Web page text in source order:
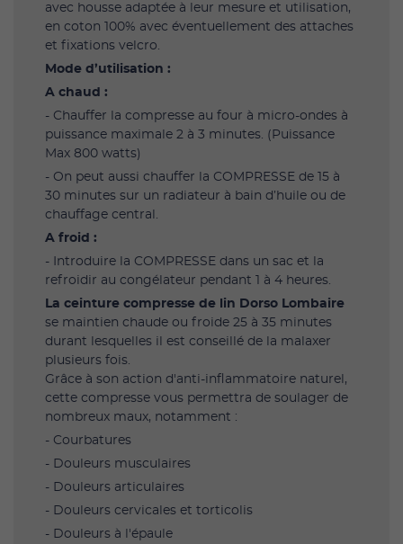
avec housse adaptée à leur mesure et utilisation,
en coton 100% avec éventuellement des attaches
et fixations velcro.
Mode d’utilisation :
A chaud :
- Chauffer la compresse au four à micro-ondes à
puissance maximale 2 à 3 minutes. (Puissance
Max 800 watts)
- On peut aussi chauffer la COMPRESSE de 15 à
30 minutes sur un radiateur à bain d’huile ou de
chauffage central.
A froid :
- Introduire la COMPRESSE dans un sac et la
refroidir au congélateur pendant 1 à 4 heures.
La ceinture compresse de lin Dorso Lombaire
se maintien chaude ou froide 25 à 35 minutes
durant lesquelles il est conseillé de la malaxer
plusieurs fois.
Grâce à son action d'anti-inflammatoire naturel,
cette compresse vous permettra de soulager de
nombreux maux, notamment :
- Courbatures
- Douleurs musculaires
- Douleurs articulaires
- Douleurs cervicales et torticolis
- Douleurs à l'épaule